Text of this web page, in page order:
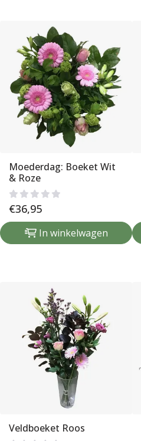
Moederdag: Boeket Wit
& Roze
€36,95
In winkelwagen
Veldboeket Roos